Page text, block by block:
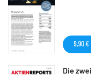
9,90 €
Die